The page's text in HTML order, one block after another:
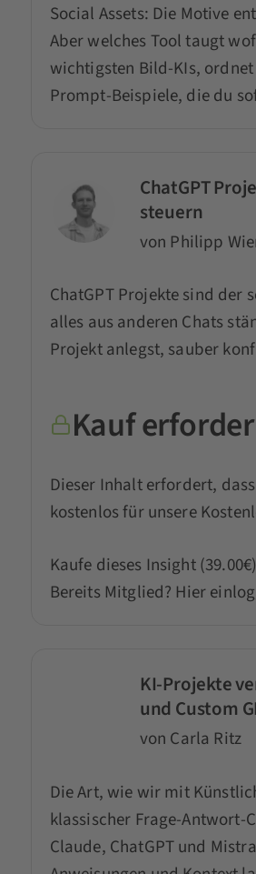
Social Assets: Die Motive
Aber welches Tool taugt
wichtigsten Bild-KIs, ordnet
Prompt-Beispiele, die du
ChatGPT
steuern
von Philipp
ChatGPT Projekte sind der
alles aus anderen Chats
Projekt anlegst, sauber
Kauf
Dieser Inhalt erfordert,
kostenlos für unsere
Kaufe dieses Insight (39.00€)
Bereits Mitglied? Hier
KI-Projekte
und Custom
von Carla Ritz
Die Art, wie wir mit
klassischer Frage-Antwort-
Claude, ChatGPT und